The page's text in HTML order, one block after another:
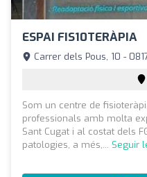
ESPAI FIS10TERÀPIA
Carrer dels Pous, 10 -
Som un centre de
professionals amb molta
Sant Cugat i al costat dels
patologies, a més,... Seguir